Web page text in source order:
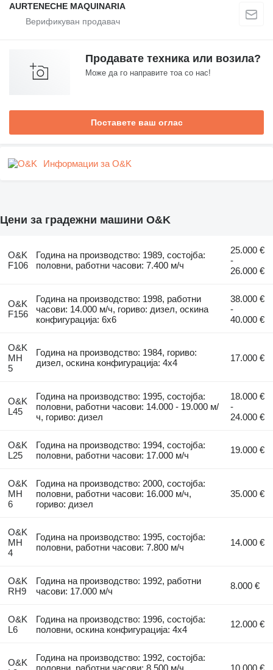
AURTENECHE MAQUINARIA
Продавате техника или возила?
Може да го направите тоа со нас!
Поставете ваш оглас
Информации за O&K
Цени за градежни машини O&K
O&K
F106
Година на производство: 1989, состојба:
половни, работни часови: 7.400 м/ч
25.000 €
-
26.000 €
O&K
F156
Година на производство: 1998, работни
часови: 14.000 м/ч, гориво: дизел, оскина
конфигурација: 6x6
38.000 €
-
40.000 €
O&K
MH
5
Година на производство: 1984, гориво:
дизел, оскина конфигурација: 4x4
17.000 €
O&K
L45
Година на производство: 1995, состојба:
половни, работни часови: 14.000 - 19.000 м/
ч, гориво: дизел
18.000 €
-
24.000 €
O&K
L25
Година на производство: 1994, состојба:
половни, работни часови: 17.000 м/ч
19.000 €
O&K
MH
6
Година на производство: 2000, состојба:
половни, работни часови: 16.000 м/ч,
гориво: дизел
35.000 €
O&K
MH
4
Година на производство: 1995, состојба:
половни, работни часови: 7.800 м/ч
14.000 €
O&K
RH9
Година на производство: 1992, работни
часови: 17.000 м/ч
8.000 €
O&K
L6
Година на производство: 1996, состојба:
половни, оскина конфигурација: 4x4
12.000 €
O&K
Година на производство: 1992, состојба:
половни, работни часови: 8.500 м/ч,
10.000 €